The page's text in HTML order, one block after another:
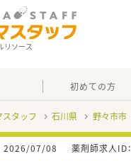
リソース
初めての方
スタッフ 石川県 野々市市
2026/07/08 薬剤師求人ID：